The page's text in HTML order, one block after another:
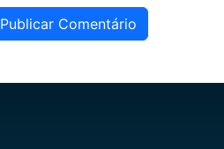
Publicar Comentário